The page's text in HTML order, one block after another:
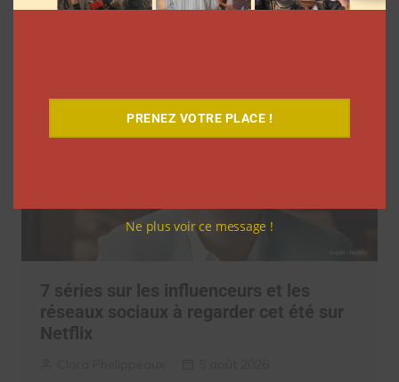
Clara Phelippeaux 6 août 2026
7 séries sur les influenceurs et les
réseaux sociaux à regarder cet été sur
Netflix
PRENEZ VOTRE PLACE !
Ne plus voir ce message !